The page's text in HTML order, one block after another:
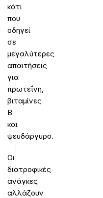
κάτι
που
οδηγεί
σε
μεγαλύτερες
απαιτήσεις
για
πρωτεΐνη,
βιταμίνες
Β
και
ψευδάργυρο.
Οι
διατροφικές
ανάγκες
αλλάζουν